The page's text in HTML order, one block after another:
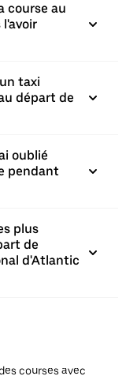
course au
l'avoir
taxi
départ de
oublié
pendant
plus
de
d'Atlantic
courses avec